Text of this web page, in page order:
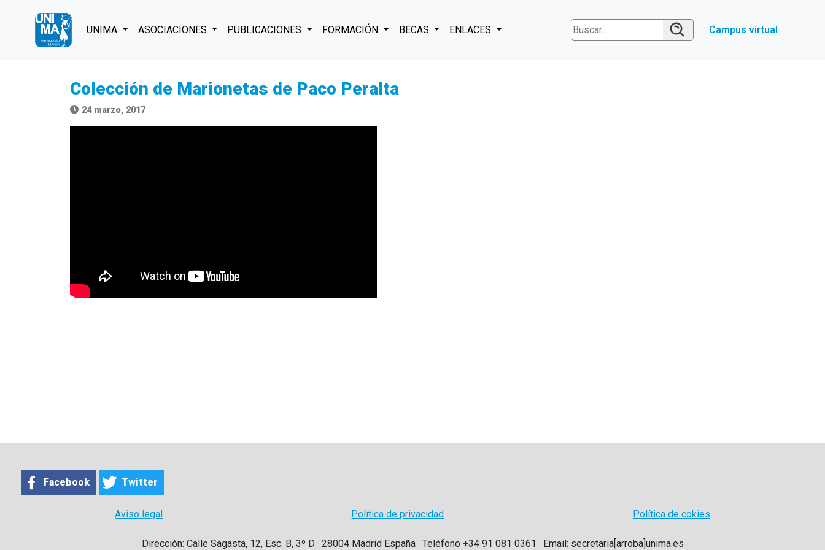
UNIMA ASOCIACIONES PUBLICACIONES FORMACIÓN BECAS ENLACES Campus virtual
Colección de Marionetas de Paco Peralta
24 marzo, 2017
Facebook Twitter
Aviso legal Política de privacidad Política de cokies
Dirección: Calle Sagasta, 12, Esc. B, 3º D · 28004 Madrid España · Teléfono +34 91 081 0361 · Email: secretaria[arroba]unima.es